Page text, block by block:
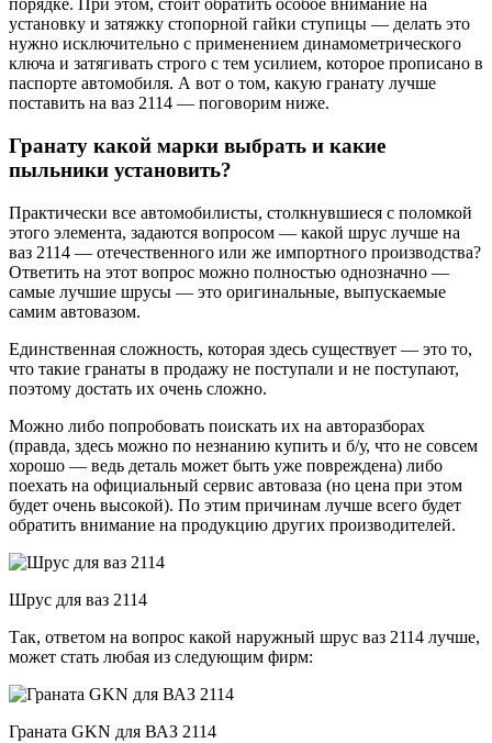
порядке. При этом, стоит обратить особое внимание на
установку и затяжку стопорной гайки ступицы — делать это
нужно исключительно с применением динамометрического
ключа и затягивать строго с тем усилием, которое прописано в
паспорте автомобиля. А вот о том, какую гранату лучше
поставить на ваз 2114 — поговорим ниже.
Гранату какой марки выбрать и какие
пыльники установить?
Практически все автомобилисты, столкнувшиеся с поломкой
этого элемента, задаются вопросом — какой шрус лучше на
ваз 2114 — отечественного или же импортного производства?
Ответить на этот вопрос можно полностью однозначно —
самые лучшие шрусы — это оригинальные, выпускаемые
самим автовазом.
Единственная сложность, которая здесь существует — это то,
что такие гранаты в продажу не поступали и не поступают,
поэтому достать их очень сложно.
Можно либо попробовать поискать их на авторазборах
(правда, здесь можно по незнанию купить и б/у, что не совсем
хорошо — ведь деталь может быть уже повреждена) либо
поехать на официальный сервис автоваза (но цена при этом
будет очень высокой). По этим причинам лучше всего будет
обратить внимание на продукцию других производителей.
Шрус для ваз 2114
Так, ответом на вопрос какой наружный шрус ваз 2114 лучше,
может стать любая из следующим фирм:
Граната GKN для ВАЗ 2114